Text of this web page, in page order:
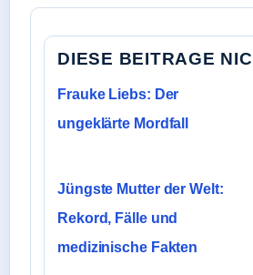
DIESE BEITRAGE
Frauke Liebs: Der
ungeklärte Mordfall
Jüngste Mutter der Welt:
Rekord, Fälle und
medizinische Fakten